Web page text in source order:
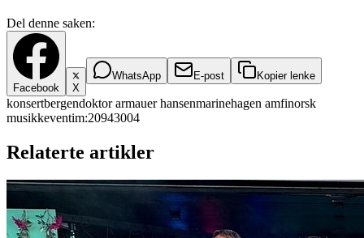
Del denne saken:
Facebook X
WhatsApp E-post Kopier lenke
konsertbergendoktor armauer hansenmarinehagen amfinorsk
musikkeventim:20943004
Relaterte artikler